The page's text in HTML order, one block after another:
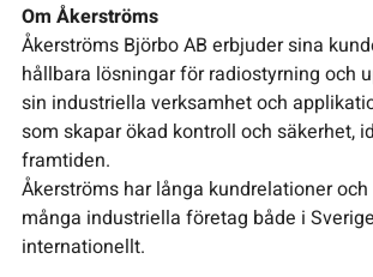
Om Åkerströms
Åkerströms Björbo AB erbjuder sina
hållbara lösningar för radiostyrning och
sin industriella verksamhet och
som skapar ökad kontroll och säkerhet,
framtiden.
Åkerströms har långa kundrelationer
många industriella företag både i
internationellt.